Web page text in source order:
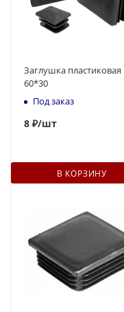
Заглушка пластиковая
60*30
Под заказ
8 ₽/шт
В КОРЗИНУ